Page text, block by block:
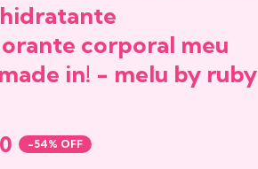
corporal meu
in! - melu by ruby
-54% OFF